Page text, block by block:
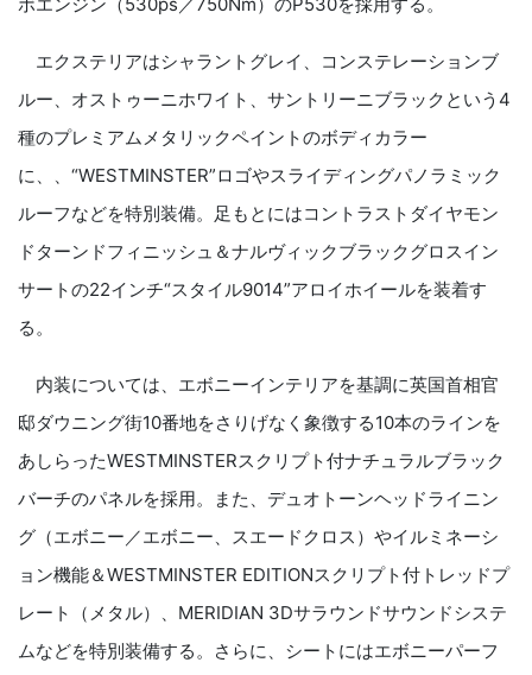
エクステリアはシャラントグレイ、コンステレーションブ
ルー、オストゥーニホワイト、サントリーニブラックという4
種のプレミアムメタリックペイントのボディカラー
に、、“WESTMINSTER”ロゴやスライディングパノラミック
ルーフなどを特別装備。足もとにはコントラストダイヤモン
ドターンドフィニッシュ＆ナルヴィックブラックグロスイン
サートの22インチ“スタイル9014”アロイホイールを装着す
る。
内装については、エボニーインテリアを基調に英国首相官
邸ダウニング街10番地をさりげなく象徴する10本のラインを
あしらったWESTMINSTERスクリプト付ナチュラルブラック
バーチのパネルを採用。また、デュオトーンヘッドライニン
グ（エボニー／エボニー、スエードクロス）やイルミネーシ
ョン機能＆WESTMINSTER EDITIONスクリプト付トレッドプ
レート（メタル）、MERIDIAN 3Dサラウンドサウンドシステ
ムなどを特別装備する。さらに、シートにはエボニーパーフ